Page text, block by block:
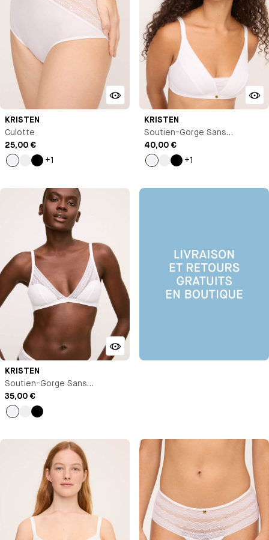
KRISTEN
Culotte
25,00 €
Blanc
+1
KRISTEN
Soutien-Gorge Sans
Armature
40,00 €
Blanc
+1
KRISTEN
Soutien-Gorge Sans
Armature
35,00 €
Blanc